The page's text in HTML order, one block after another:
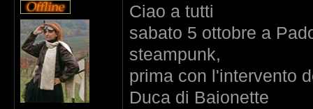
Ciao a tutti
sabato 5 ottobre a
steampunk,
prima con l'intervento
Duca di Baionette